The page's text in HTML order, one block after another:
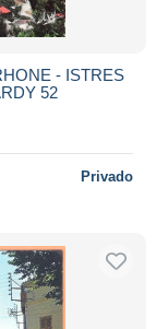
- ISTRES
52
Privado